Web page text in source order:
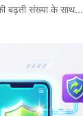
बढ़ती संख्या के साथ...